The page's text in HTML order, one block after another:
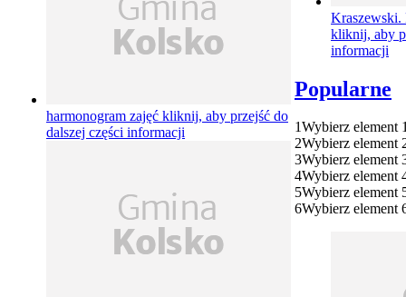
harmonogram zajęć kliknij, aby przejść do
dalszej części informacji
kliknij, aby
informacji
Popularne
1Wybierz element
2Wybierz element
3Wybierz element
4Wybierz element
5Wybierz element
6Wybierz element